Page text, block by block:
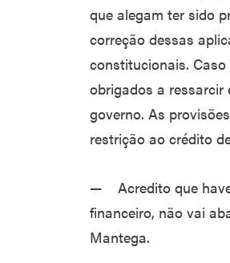
que alegam ter sido
correção dessas
constitucionais.
obrigados a ressarcir
governo. As
restrição ao crédito
— Acredito que
financeiro, não vai
Mantega.